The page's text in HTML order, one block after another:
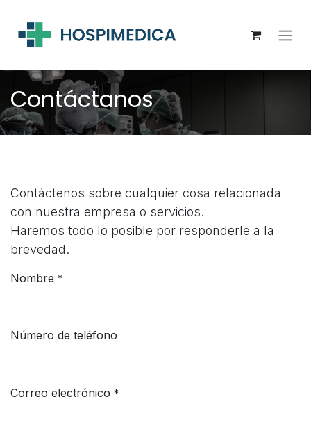
Contáctanos
Contáctenos sobre cualquier cosa relacionada
con nuestra empresa o servicios.
Haremos todo lo posible por responderle a la
brevedad.
Nombre *
Número de teléfono
Correo electrónico *